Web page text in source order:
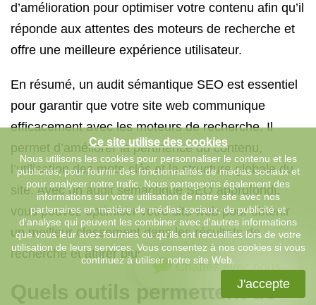
d’amélioration pour optimiser votre contenu afin qu’il
réponde aux attentes des moteurs de recherche et
offre une meilleure expérience utilisateur.
En résumé, un audit sémantique SEO est essentiel
pour garantir que votre site web communique
efficacement avec les moteurs de recherche. Il
permet d’améliorer la pertinence du contenu,
l’utilisation des mots-clés et la structure globale du
site. Avec un audit sémantique SEO approfondi,
vous pouvez optimiser votre site web pour obtenir
un meilleur classement dans les résultats de
recherche et attirer plus de trafic qualifié.
Quels outils permettent de
Chattez avec nous
Ce site utilise des cookies
Nous utilisons les cookies pour personnaliser le contenu et les
publicités, pour fournir des fonctionnalités de médias sociaux et
pour analyser notre trafic. Nous partageons également des
informations sur votre utilisation de notre site avec nos
partenaires en matière de médias sociaux, de publicité et
d'analyse qui peuvent les combiner avec d'autres informations
que vous leur avez fournies ou qu'ils ont recueillies lors de votre
utilisation de leurs services. Vous consentez à nos cookies si vous
continuez à utiliser notre site Web.
J'accepte